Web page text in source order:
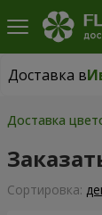
Доставка в
Доставка в
Доставка
Cортировка: